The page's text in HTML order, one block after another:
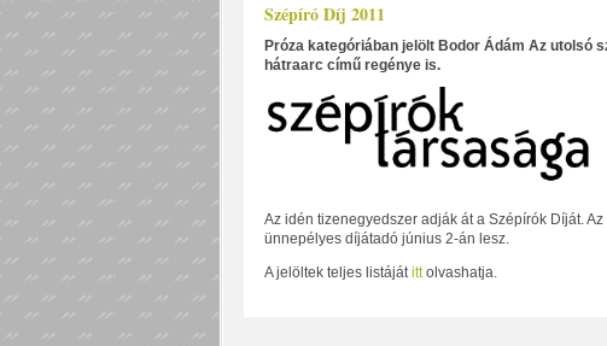
Szépíró Díj 2011
Próza kategóriában jelölt Bodor Ádám Az utolsó
hátraarc című regénye is.
Az idén tizenegyedszer adják át a Szépírók Díját.
ünnepélyes díjátadó június 2-án lesz.
A jelöltek teljes listáját ittolvashatja.